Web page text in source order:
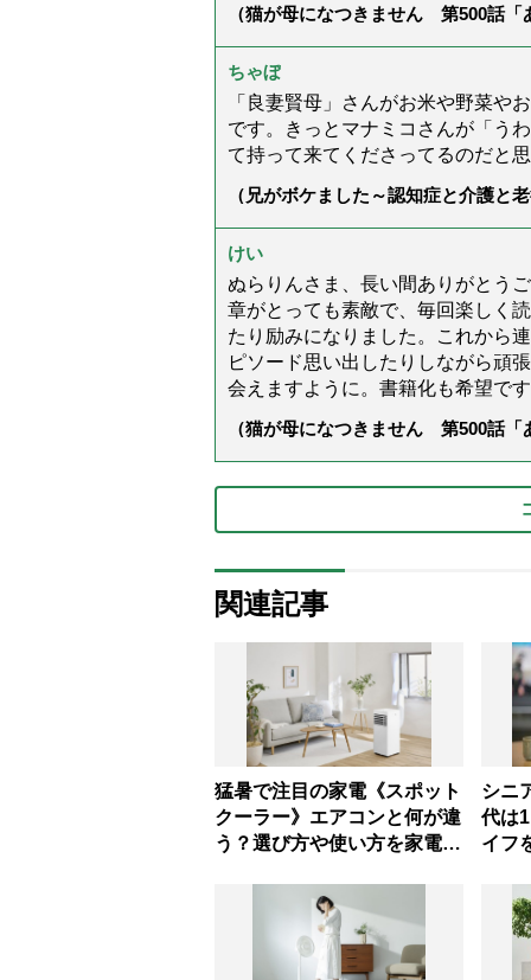
（猫が母になつきません 第500話「
ちゃぼ
「良妻賢母」さんがお米や野菜や
です。きっとマナミコさんが「う
て持って来てくださってるのだと
（兄がボケました～認知症と介護と
けい
ぬらりんさま、長い間ありがとう
章がとっても素敵で、毎回楽しく
たり励みになりました。これから
ピソード思い出したりしながら頑
会えますように。書籍化も希望で
（猫が母になつきません 第500話「
関連記事
猛暑で注目の家電《スポット
クーラー》エアコンと何が違
う？選び方や使い方を家電の
シニ
代は
イフ